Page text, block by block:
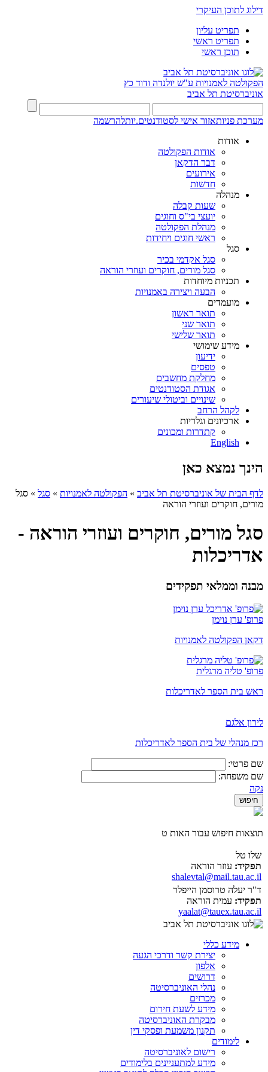
דילוג לתוכן העיקרי
תפריט עליון
תפריט ראשי
תוכן ראשי
הפקולטה לאמנויות ע"ש יולנדה ודוד כץ
אוניברסיטת תל אביב
מערכת פניותאזור אישי לסטודנטים.יותלהרשמה
אודות
אודות הפקולטה
דבר הדקאן
אירועים
חדשות
מנהלה
שעות קבלה
יועצי בי"ס וחוגים
מנהלת הפקולטה
ראשי חוגים ויחידות
סגל
סגל אקדמי בכיר
סגל מורים, חוקרים ועוזרי הוראה
תכניות מיוחדות
הבעה ויצירה באמנויות
מועמדים
תואר ראשון
תואר שני
תואר שלישי
מידע שימושי
ידיעון
טפסים
מחלקת מחשבים
אגודת הסטודנטים
שינויים וביטולי שיעורים
לקהל הרחב
ארכיונים וגלריות
קתדרות ומכונים
English
הינך נמצא כאן
לדף הבית של אוניברסיטת תל אביב » הפקולטה לאמנויות » סגל » סגל
מורים, חוקרים ועוזרי הוראה
סגל מורים, חוקרים ועוזרי הוראה -
אדריכלות
מבנה וממלאי תפקידים
פרופ' ערן נוימן
דקאן הפקולטה לאמנויות
פרופ' טליה מרגלית
ראש בית הספר לאדריכלות
לירון אלגם
רכז מנהלי של בית הספר לאדריכלות
שם פרטי:
שם משפחה:
נקה
תוצאות חיפוש עבור האות ט
שלו טל
תפקיד: עוזר הוראה
shalevtal@mail.tau.ac.il
ד"ר יעלה טרוסמן הייפלר
תפקיד: עמית הוראה
yaalat@tauex.tau.ac.il
מידע כללי
יצירת קשר ודרכי הגעה
אלפון
דרושים
נהלי האוניברסיטה
מכרזים
מידע לשעת חירום
מבקרת האוניברסיטה
תקנון משמעת ופסקי דין
לימודים
רישום לאוניברסיטה
מידע למתעניינים בלימודים